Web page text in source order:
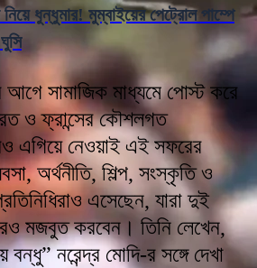
ধুন্ধুমার! মুম্বাইয়ের পেট্রোল পাম্পে
আগে সামাজিক মাধ্যমে পোস্ট করে
ও ফ্রান্সের কৌশলগত
এগিয়ে নেওয়াই এই সফরের
অর্থনীতি, শিল্প, সংস্কৃতি ও
এসেছেন, যারা দুই
মজবুত করবেন। তিনি লেখেন,
নরেন্দ্র মোদি-র সঙ্গে দেখা